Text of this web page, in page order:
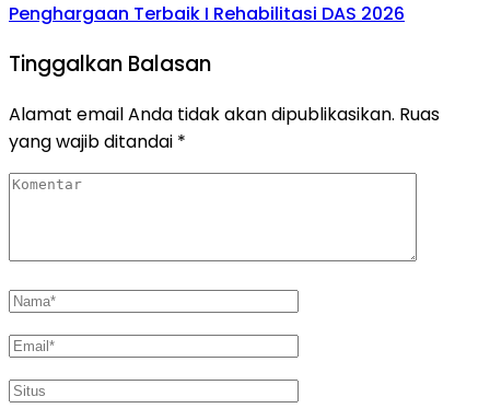
Penghargaan Terbaik I Rehabilitasi DAS 2026
Tinggalkan Balasan
Alamat email Anda tidak akan dipublikasikan. Ruas
yang wajib ditandai *